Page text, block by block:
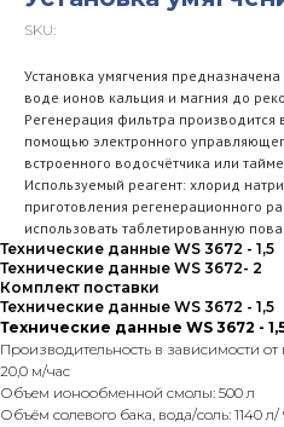
SKU:
Установка умягчения
воде ионов кальция и магния до
Регенерация фильтра
помощью электронного
встроенного водосчётчика или
Используемый реагент: хлорид
приготовления регенерационного
использовать таблетированную
Технические данные WS 3672 - 1,5
Технические данные WS 3672- 2
Комплект поставки
Технические данные WS 3672 - 1,5
Технические данные WS 3672 -
Производительность в зависимости от
20,0 м/час
Объем ионообменной смолы: 500 л
Объём солевого бака, вода/соль: 1140 л/